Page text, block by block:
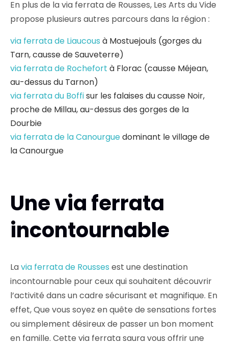
En plus de la via ferrata de Rousses, Les Arts du Vide
propose plusieurs autres parcours dans la région :
via ferrata de Liaucous à Mostuejouls (gorges du
Tarn, causse de Sauveterre)
via ferrata de Rochefort à Florac (causse Méjean,
au-dessus du Tarnon)
via ferrata du Boffisur les falaises du causse Noir,
proche de Millau, au-dessus des gorges de la
Dourbie
via ferrata de la Canourguedominant le village de
la Canourgue
Une via ferrata
incontournable
Lavia ferrata de Rousses est une destination
incontournable pour ceux qui souhaitent découvrir
l’activité dans un cadre sécurisant et magnifique. En
effet, Que vous soyez en quête de sensations fortes
ou simplement désireux de passer un bon moment
en famille. Cette via ferrata saura vous offrir une